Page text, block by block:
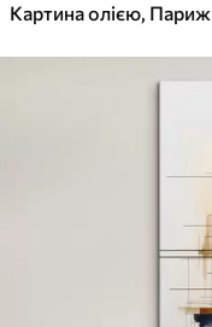
Картина олією, Париж